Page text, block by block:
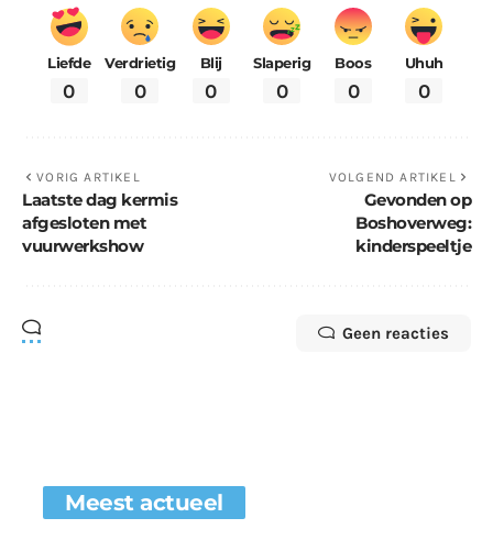
Liefde
0
Verdrietig
0
Blij
0
Slaperig
0
Boos
0
Uhuh
0
VORIG ARTIKEL
Laatste dag kermis
afgesloten met
vuurwerkshow
VOLGEND ARTIKEL
Gevonden op
Boshoverweg:
kinderspeeltje
Geen reacties
Meest actueel